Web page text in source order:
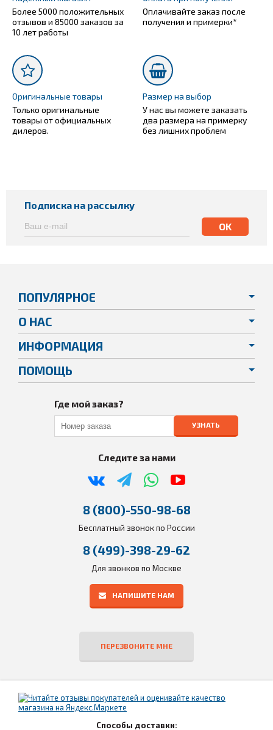
Более 5000 положительных
отзывов и 85000 заказов за
10 лет работы
Оплачивайте заказ после
получения и примерки*
Оригинальные товары
Только оригинальные
товары от официальных
дилеров.
Размер на выбор
У нас вы можете заказать
два размера на примерку
без лишних проблем
Подписка на рассылку
ПОПУЛЯРНОЕ
О НАС
ИНФОРМАЦИЯ
ПОМОЩЬ
Где мой заказ?
УЗНАТЬ
Следите за нами
8 (800)-550-98-68
Бесплатный звонок по России
8 (499)-398-29-62
Для звонков по Москве
НАПИШИТЕ НАМ
ПЕРЕЗВОНИТЕ МНЕ
Способы доставки: